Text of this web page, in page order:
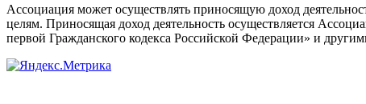
Ассоциация может осуществлять приносящую доход
целям. Приносящая доход деятельность осуществляется
первой Гражданского кодекса Российской Федерации» и